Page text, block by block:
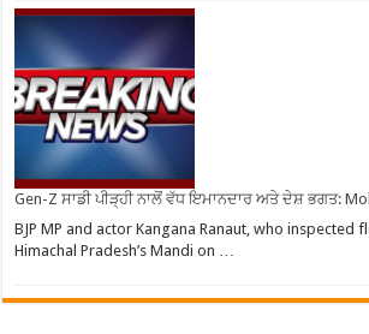
Gen-Z ਸਾਡੀ ਪੀੜ੍ਹੀ ਨਾਲੋਂ ਵੱਧ ਇਮਾਨਦਾਰ ਅਤੇ ਦੇਸ਼ ਭਗਤ:
BJP MP and actor Kangana Ranaut, who
Himachal Pradesh’s Mandi on …